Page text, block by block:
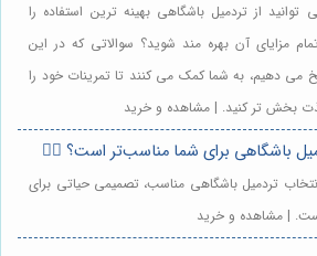
از تردمیل باشگاهی بهینه ترین استفاده را
مزایای آن بهره مند شوید؟ سوالاتی که در این
می دهیم، به شما کمک می کنند تا تمرینات خود را
بخش تر کنید. | مشاهده و خرید
باشگاهی برای شما مناسب‌تر است؟ 🏃‍♀️
تردمیل باشگاهی مناسب، تصمیمی حیاتی برای
| مشاهده و خرید